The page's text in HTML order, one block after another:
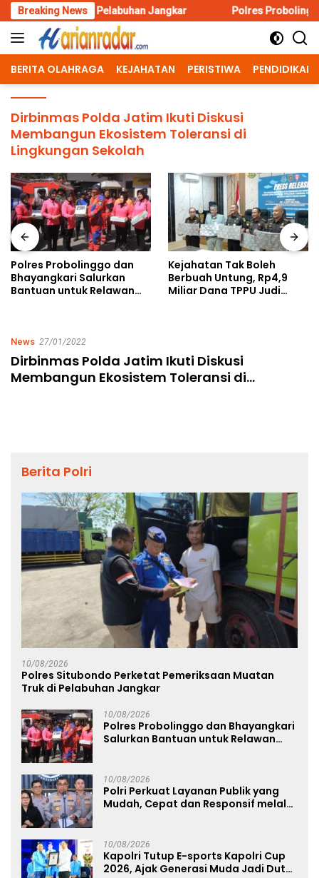
Skip
to
content
Breaking News
Pelabuhan Jangkar Polres Probolinggo dan
BERITA OLAHRAGA KEJAHATAN PERISTIWA PENDIDIKAN
Dirbinmas Polda Jatim Ikuti Diskusi
Membangun Ekosistem Toleransi di
Lingkungan Sekolah
Polres Probolinggo dan
Bhayangkari Salurkan
Bantuan untuk Relawan
Kejahatan Tak Boleh
Berbuah Untung, Rp4,9
Miliar Dana TPPU Judi
News 27/01/2022
Dirbinmas Polda Jatim Ikuti Diskusi
Membangun Ekosistem Toleransi di
Berita Polri
10/08/2026
Polres Situbondo Perketat Pemeriksaan Muatan
Truk di Pelabuhan Jangkar
10/08/2026
Polres Probolinggo dan Bhayangkari
Salurkan Bantuan untuk Relawan
10/08/2026
Polri Perkuat Layanan Publik yang
Mudah, Cepat dan Responsif melalui
10/08/2026
Kapolri Tutup E-sports Kapolri Cup
2026, Ajak Generasi Muda Jadi Duta